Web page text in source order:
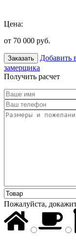
Цена:
от 70 000 руб.
Заказать Добавить
замерщика
Получить расчет
Пожалуйста,